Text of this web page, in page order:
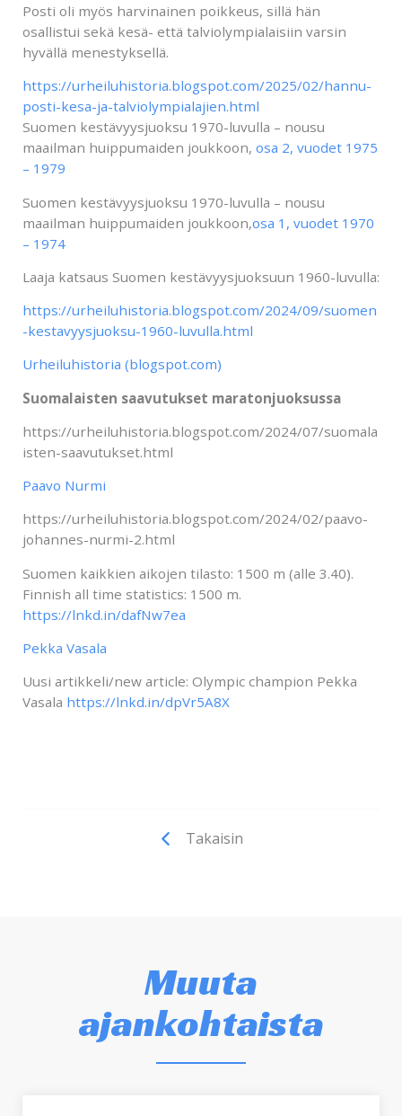
Posti oli myös harvinainen poikkeus, sillä hän
osallistui sekä kesä- että talviolympialaisiin varsin
hyvällä menestyksellä.
https://urheiluhistoria.blogspot.com/2025/02/hannu-
posti-kesa-ja-talviolympialajien.html
Suomen kestävyysjuoksu 1970-luvulla – nousu
maailman huippumaiden joukkoon, osa 2, vuodet 1975
– 1979
Suomen kestävyysjuoksu 1970-luvulla – nousu
maailman huippumaiden joukkoon,osa 1, vuodet 1970
– 1974
Laaja katsaus Suomen kestävyysjuoksuun 1960-luvulla:
https://urheiluhistoria.blogspot.com/2024/09/suomen
-kestavyysjuoksu-1960-luvulla.html
Urheiluhistoria (blogspot.com)
Suomalaisten saavutukset maratonjuoksussa
https://urheiluhistoria.blogspot.com/2024/07/suomala
isten-saavutukset.html
Paavo Nurmi
https://urheiluhistoria.blogspot.com/2024/02/paavo-
johannes-nurmi-2.html
Suomen kaikkien aikojen tilasto: 1500 m (alle 3.40).
Finnish all time statistics: 1500 m.
https://lnkd.in/dafNw7ea
Pekka Vasala
Uusi artikkeli/new article: Olympic champion Pekka
Vasala https://lnkd.in/dpVr5A8X
Takaisin
Muuta
ajankohtaista